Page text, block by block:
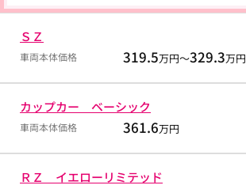
ＳＺ
車両本体価格 319.5万円～329.3万円
カップカー ベーシック
車両本体価格 361.6万円
ＲＺ イエローリミテッド